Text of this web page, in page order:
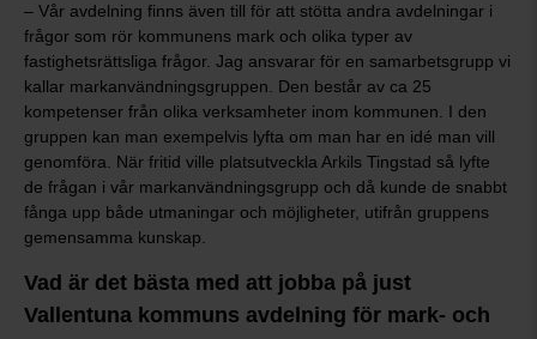
– Vår avdelning finns även till för att stötta andra avdelningar i
frågor som rör kommunens mark och olika typer av
fastighetsrättsliga frågor. Jag ansvarar för en samarbetsgrupp vi
kallar markanvändningsgruppen. Den består av ca 25
kompetenser från olika verksamheter inom kommunen. I den
gruppen kan man exempelvis lyfta om man har en idé man vill
genomföra. När fritid ville platsutveckla Arkils Tingstad så lyfte
de frågan i vår markanvändningsgrupp och då kunde de snabbt
fånga upp både utmaningar och möjligheter, utifrån gruppens
gemensamma kunskap.
Vad är det bästa med att jobba på just
Vallentuna kommuns avdelning för mark- och